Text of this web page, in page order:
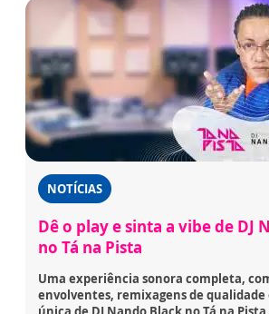
NOTÍCIAS
Dê o play e sinta a vibe de DJ
no Tá na Pista
Uma experiência sonora completa,
envolventes, remixagens de qualidade